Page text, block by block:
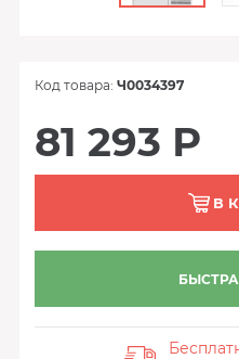
Код товара: Ч0034397
81 293 Р
В